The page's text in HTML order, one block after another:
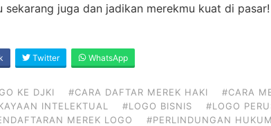
juga dan jadikan merekmu kuat di pasar!
Twitter WhatsApp
KE DJKI #CARA DAFTAR MEREK HAKI #CARA
INTELEKTUAL #LOGO BISNIS #LOGO
MEREK LOGO #PERLINDUNGAN